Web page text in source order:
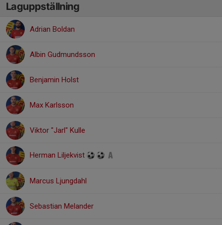
Laguppställning
Adrian Boldan
Albin Gudmundsson
Benjamin Holst
Max Karlsson
Viktor "Jarl" Kulle
Herman Liljekvist
Marcus Ljungdahl
Sebastian Melander